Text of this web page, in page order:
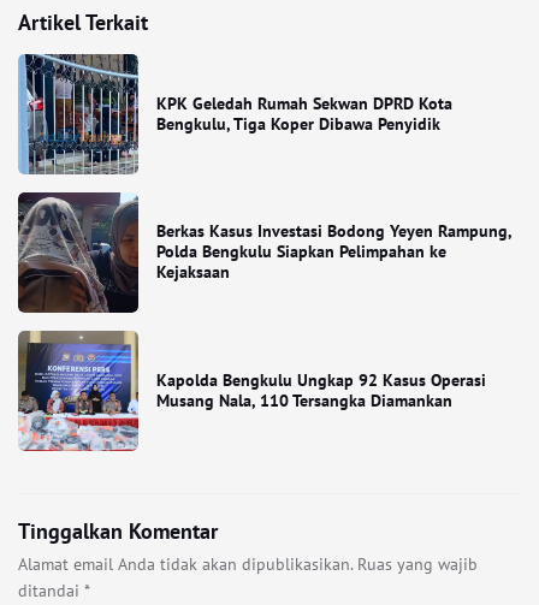
Artikel Terkait
KPK Geledah Rumah Sekwan DPRD Kota
Bengkulu, Tiga Koper Dibawa Penyidik
Berkas Kasus Investasi Bodong Yeyen Rampung,
Polda Bengkulu Siapkan Pelimpahan ke
Kejaksaan
Kapolda Bengkulu Ungkap 92 Kasus Operasi
Musang Nala, 110 Tersangka Diamankan
Tinggalkan Komentar
Alamat email Anda tidak akan dipublikasikan. Ruas yang wajib
ditandai *